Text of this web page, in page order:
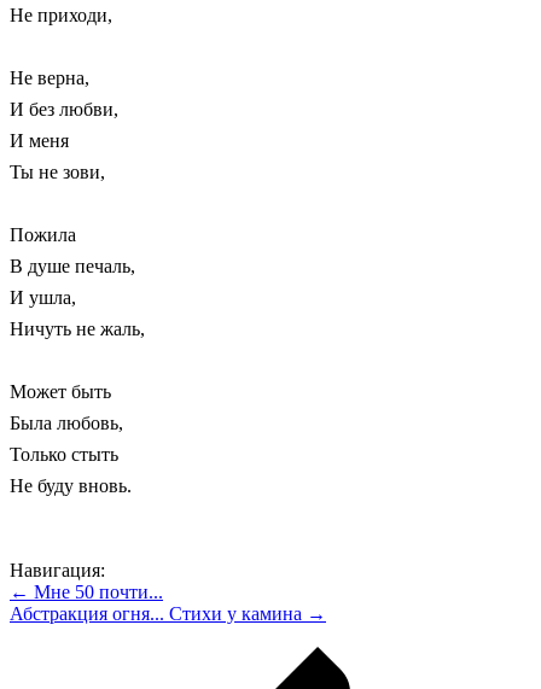
Не приходи,
Не верна,
И без любви,
И меня
Ты не зови,
Пожила
В душе печаль,
И ушла,
Ничуть не жаль,
Может быть
Была любовь,
Только стыть
Не буду вновь.
Навигация:
← Мне 50 почти...
Абстракция огня... Стихи у камина →